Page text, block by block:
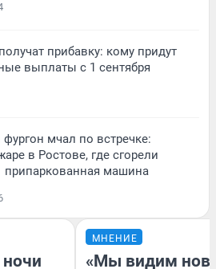
прибавку: кому придут
выплаты с 1 сентября
мчал по встречке:
в Ростове, где сгорели
припаркованная машина
МНЕНИЕ
«Мы видим